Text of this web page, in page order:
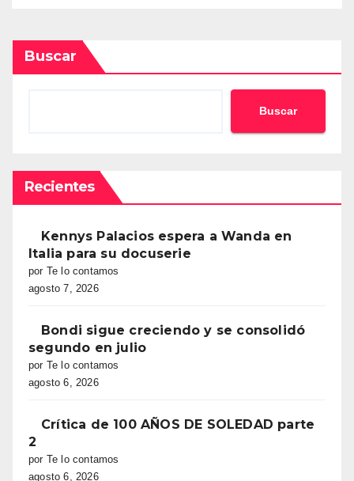
Buscar
Buscar
Recientes
Kennys Palacios espera a Wanda en
Italia para su docuserie
por Te lo contamos
agosto 7, 2026
Bondi sigue creciendo y se consolidó
segundo en julio
por Te lo contamos
agosto 6, 2026
Crítica de 100 AÑOS DE SOLEDAD parte
2
por Te lo contamos
agosto 6, 2026